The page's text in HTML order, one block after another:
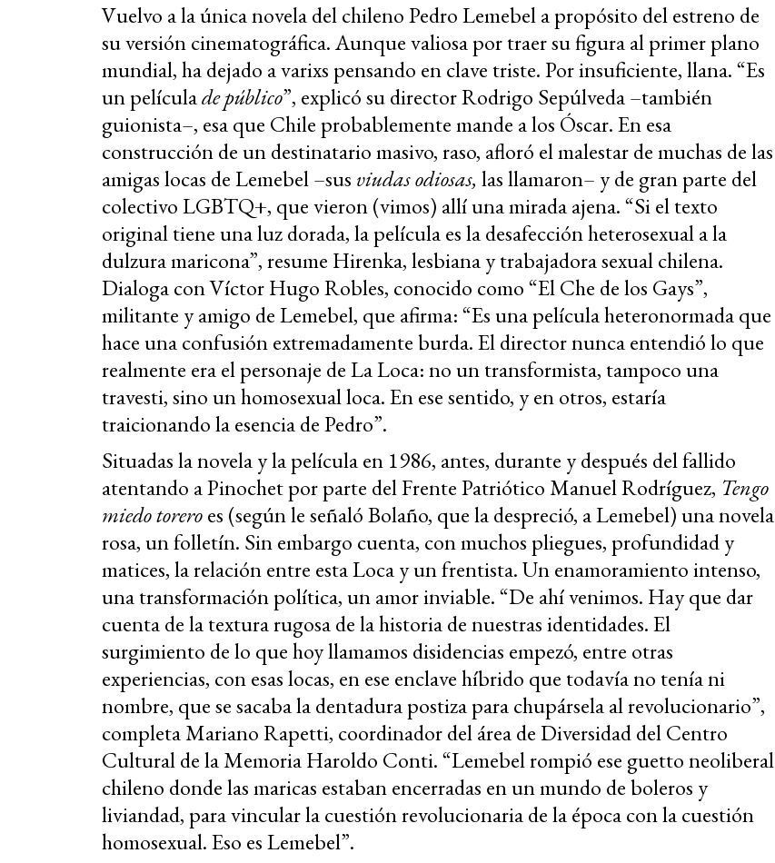
Vuelvo a la única novela del chileno Pedro Lemebel a propósito del estreno de
su versión cinematográfica. Aunque valiosa por traer su figura al primer plano
mundial, ha dejado a varixs pensando en clave triste. Por insuficiente, llana. “Es
un películade público”, explicó su director Rodrigo Sepúlveda –también
guionista–, esa que Chile probablemente mande a los Óscar. En esa
construcción de un destinatario masivo, raso, afloró el malestar de muchas de las
amigas locas de Lemebel –sus viudas odiosas, las llamaron– y de gran parte del
colectivo LGBTQ+, que vieron (vimos) allí una mirada ajena. “Si el texto
original tiene una luz dorada, la película es la desafección heterosexual a la
dulzura maricona”, resume Hirenka, lesbiana y trabajadora sexual chilena.
Dialoga con Víctor Hugo Robles, conocido como “El Che de los Gays”,
militante y amigo de Lemebel, que afirma: “Es una película heteronormada que
hace una confusión extremadamente burda. El director nunca entendió lo que
realmente era el personaje de La Loca: no un transformista, tampoco una
travesti, sino un homosexual loca. En ese sentido, y en otros, estaría
traicionando la esencia de Pedro”.
Situadas la novela y la película en 1986, antes, durante y después del fallido
atentando a Pinochet por parte del Frente Patriótico Manuel Rodríguez, Tengo
miedo toreroes (según le señaló Bolaño, que la despreció, a Lemebel) una novela
rosa, un folletín. Sin embargo cuenta, con muchos pliegues, profundidad y
matices, la relación entre esta Loca y un frentista. Un enamoramiento intenso,
una transformación política, un amor inviable. “De ahí venimos. Hay que dar
cuenta de la textura rugosa de la historia de nuestras identidades. El
surgimiento de lo que hoy llamamos disidencias empezó, entre otras
experiencias, con esas locas, en ese enclave híbrido que todavía no tenía ni
nombre, que se sacaba la dentadura postiza para chupársela al revolucionario”,
completa Mariano Rapetti, coordinador del área de Diversidad del Centro
Cultural de la Memoria Haroldo Conti. “Lemebel rompió ese guetto neoliberal
chileno donde las maricas estaban encerradas en un mundo de boleros y
liviandad, para vincular la cuestión revolucionaria de la época con la cuestión
homosexual. Eso es Lemebel”.